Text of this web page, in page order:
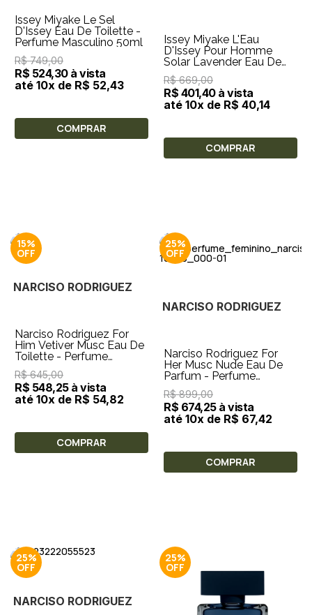
Issey Miyake Le Sel
D'Issey Eau De Toilette -
Perfume Masculino 50ml
R$ 749,00
R$ 524,30 à vista
até 10x de R$ 52,43
COMPRAR
Issey Miyake L'Eau
D'Issey Pour Homme
Solar Lavender Eau De
Toilette - Perfume
Masculino 50ml
R$ 669,00
R$ 401,40 à vista
até 10x de R$ 40,14
COMPRAR
15%
NARCISO RODRIGUEZ
Narciso Rodriguez For
Him Vetiver Musc Eau De
Toilette - Perfume
Masculino 50ml
R$ 645,00
R$ 548,25 à vista
até 10x de R$ 54,82
COMPRAR
25%
NARCISO RODRIGUEZ
Narciso Rodriguez For
Her Musc Nude Eau De
Parfum - Perfume
Feminino 50ml
R$ 899,00
R$ 674,25 à vista
até 10x de R$ 67,42
COMPRAR
25%
NARCISO RODRIGUEZ
25%